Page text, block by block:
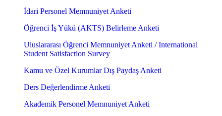
İdari Personel Memnuniyet Anketi
Öğrenci İş Yükü (AKTS) Belirleme Anketi
Uluslararası Öğrenci Memnuniyet Anketi / International
Student Satisfaction Survey
Kamu ve Özel Kurumlar Dış Paydaş Anketi
Ders Değerlendirme Anketi
Akademik Personel Memnuniyet Anketi